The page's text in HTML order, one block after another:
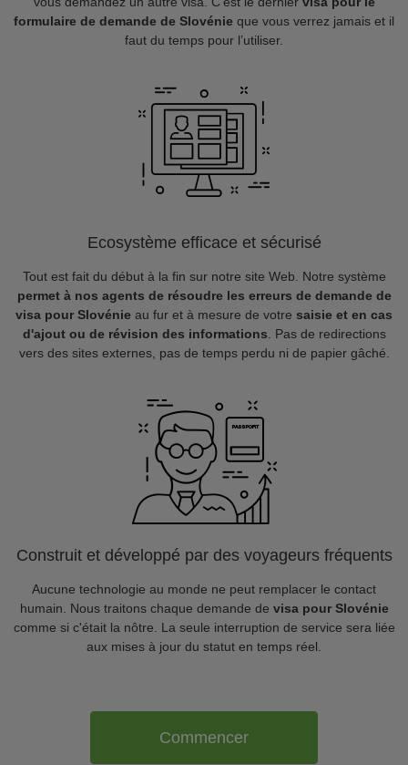
formulaire de demande de Slovénie que vous verrez jamais et il
faut du temps pour l’utiliser.
Ecosystème efficace et sécurisé
Tout est fait du début à la fin sur notre site Web. Notre système
permet à nos agents de résoudre les erreurs de demande de
visa pour Slovénie au fur et à mesure de votre saisie et en cas
d'ajout ou de révision des informations . Pas de redirections
vers des sites externes, pas de temps perdu ni de papier gâché.
Construit et développé par des voyageurs fréquents
Aucune technologie au monde ne peut remplacer le contact
humain. Nous traitons chaque demande de visa pour Slovénie
comme si c'était la nôtre. La seule interruption de service sera liée
aux mises à jour du statut en temps réel.
Commencer